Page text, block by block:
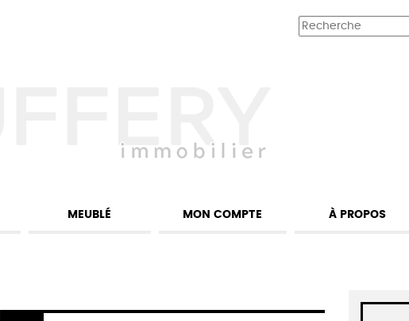
MEUBLÉ MON COMPTE À PROPOS